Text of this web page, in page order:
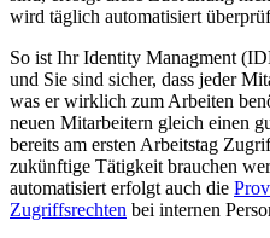
wird täglich automatisiert
So ist Ihr Identity Managment
und Sie sind sicher, dass jeder
was er wirklich zum Arbeiten
neuen Mitarbeitern gleich einen
bereits am ersten Arbeitstag
zukünftige Tätigkeit brauchen
automatisiert erfolgt auch die
Zugriffsrechten bei internen